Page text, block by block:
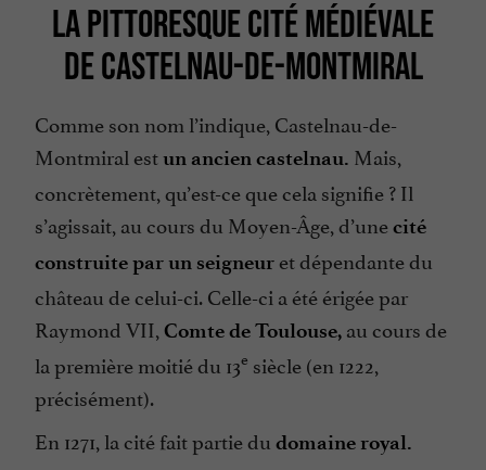
LA PITTORESQUE CITÉ MÉDIÉVALE
DE CASTELNAU-DE-MONTMIRAL
Comme son nom l’indique, Castelnau-de-
Montmiral estun ancien castelnau. Mais,
concrètement, qu’est-ce que cela signifie ? Il
s’agissait, au cours du Moyen-Âge, d’unecité
construite par un seigneur et dépendante du
château de celui-ci. Celle-ci a été érigée par
Raymond VII, Comte de Toulouse, au cours de
la première moitié du 13e siècle (en 1222,
précisément).
En 1271, la cité fait partie du domaine royal.